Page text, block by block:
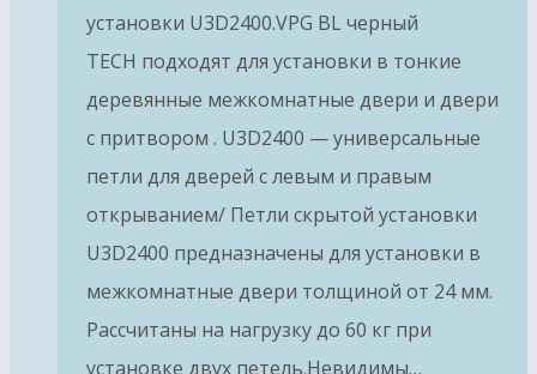
установки U3D2400.VPG BL черный
TECH подходят для установки в тонкие
деревянные межкомнатные двери и двери
с притвором . U3D2400 — универсальные
петли для дверей с левым и правым
открыванием/ Петли скрытой установки
U3D2400 предназначены для установки в
межкомнатные двери толщиной от 24 мм.
Рассчитаны на нагрузку до 60 кг при
установке двух петель.Невидимы…